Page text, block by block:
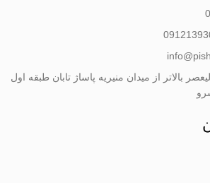
بالاتر از میدان منیریه پاساژ تابان طبقه اول